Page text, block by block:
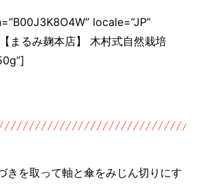
locale=”JP”
まるみ麹本店】 木村式自然栽培
きを取って軸と傘をみじん切りにす